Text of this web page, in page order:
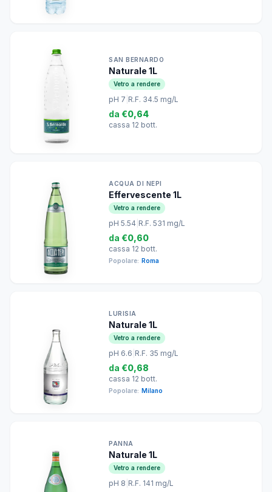
SAN BERNARDO
Naturale 1L
Vetro a rendere
pH 7 R.F. 34.5 mg/L
da €0,64
cassa 12 bott.
ACQUA DI NEPI
Effervescente 1L
Vetro a rendere
pH 5.54 R.F. 531 mg/L
da €0,60
cassa 12 bott.
Popolare: Roma
LURISIA
Naturale 1L
Vetro a rendere
pH 6.6 R.F. 35 mg/L
da €0,68
cassa 12 bott.
Popolare: Milano
PANNA
Naturale 1L
Vetro a rendere
pH 8 R.F. 141 mg/L